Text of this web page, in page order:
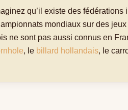
qu’il existe des
mondiaux sur des
ne sont pas aussi connus en
, le billard hollandais, le